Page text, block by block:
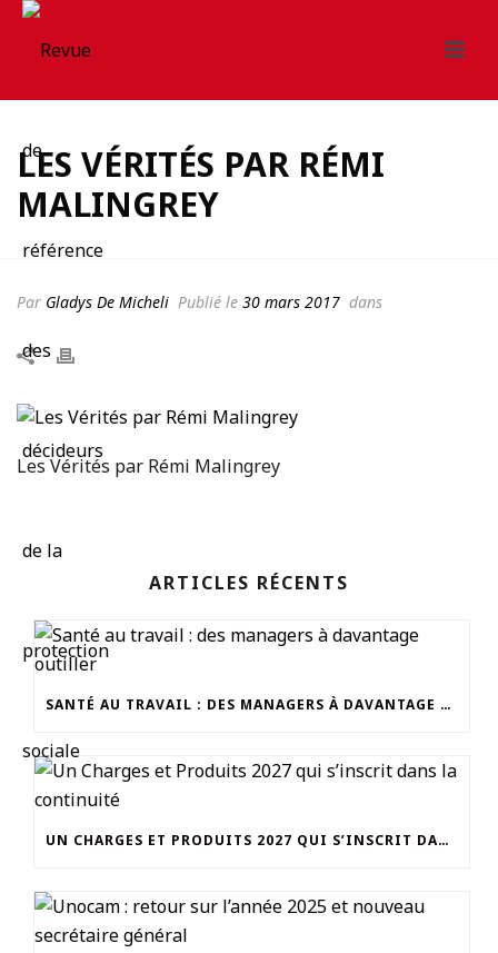
LES VÉRITÉS PAR RÉMI
MALINGREY
Par Gladys De Micheli Publié le 30 mars 2017 dans
Les Vérités par Rémi Malingrey
ARTICLES RÉCENTS
SANTÉ AU TRAVAIL : DES MANAGERS À DAVANTAGE OUTILLER
UN CHARGES ET PRODUITS 2027 QUI S’INSCRIT DANS LA CONTINUITÉ